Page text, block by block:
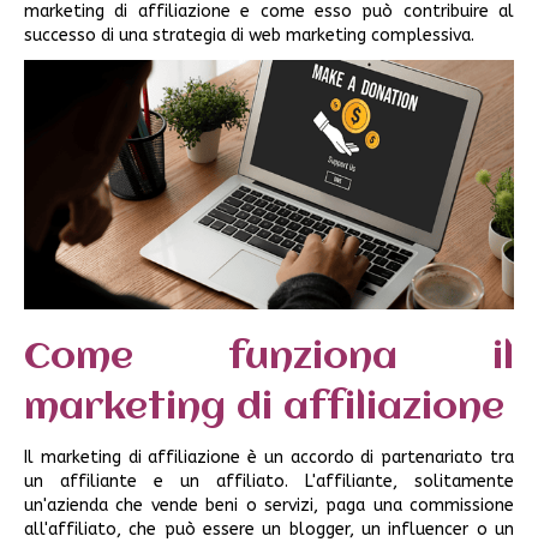
marketing di affiliazione e come esso può contribuire al
successo di una strategia di web marketing complessiva.
Come funziona il
marketing di affiliazione
Il marketing di affiliazione è un accordo di partenariato tra
un affiliante e un affiliato. L'affiliante, solitamente
un'azienda che vende beni o servizi, paga una commissione
all'affiliato, che può essere un blogger, un influencer o un